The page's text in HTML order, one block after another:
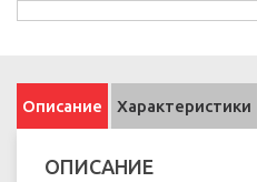
Описание Характеристики
ОПИСАНИЕ